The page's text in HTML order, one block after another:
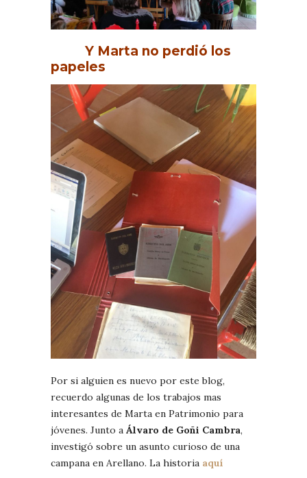
Y Marta no perdió los
papeles
Por si alguien es nuevo por este blog,
recuerdo algunas de los trabajos mas
interesantes de Marta en Patrimonio para
jóvenes. Junto a Álvaro de Goñi Cambra,
investigó sobre un asunto curioso de una
campana en Arellano. La historia aquí